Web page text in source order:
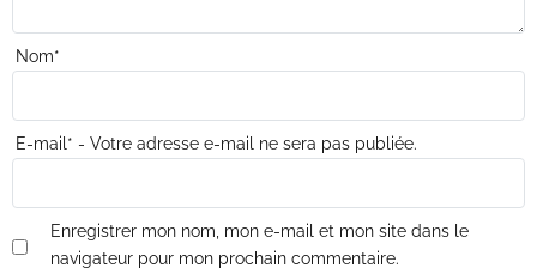
Nom*
E-mail * - Votre adresse e-mail ne sera pas publiée.
Enregistrer mon nom, mon e-mail et mon site dans le
navigateur pour mon prochain commentaire.